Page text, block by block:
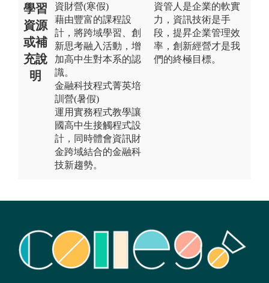
學習
資源
或補
充說
明
資財營(寒假)
藉由豐富的課程設
計，將跨域學習、創
新思考融入活動，增
加高中生對本系的認
識。
金融科技程式菁英培
訓營(暑假)
運用實務程式教學讓
國高中生接觸程式設
計，同時體會資訊財
金跨域結合的金融科
技新趨勢。
資管人是企業的軟實
力，資訊技術是手
段，提昇企業管理效
率，創新經營才是我
們的終極目標。